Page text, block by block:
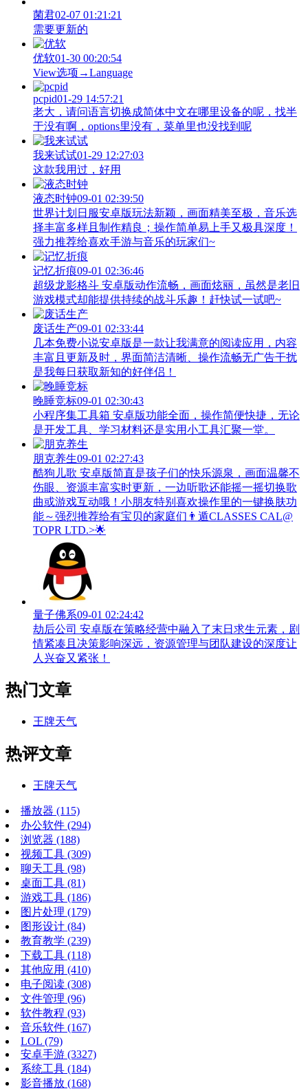
菌君02-07 01:21:21
需要更新的
优软01-30 00:20:54
View‌选项→Language
pcpid01-29 14:57:21
老大，请问语言切换成简体中文在哪里设备的呢，找半
于没有啊，options里没有，菜单里也没找到呢
我来试试01-29 12:27:03
这款我用过，好用
液态时钟09-01 02:39:50
世界计划日服安卓版玩法新颖，画面精美至极，音乐选
择丰富多样且制作精良；操作简单易上手又极具深度！
强力推荐给喜欢手游与音乐的玩家们~
记忆折痕09-01 02:36:46
超级龙影格斗 安卓版动作流畅，画面炫丽，虽然是老旧
游戏模式却能提供持续的战斗乐趣！赶快试一试吧~
废话生产09-01 02:33:44
几本免费小说安卓版是一款让我满意的阅读应用，内容
丰富且更新及时，界面简洁清晰、操作流畅无广告干扰
是我每日获取新知的好伴侣！
晚睡竞标09-01 02:30:43
小程序集工具箱 安卓版功能全面，操作简便快捷，无论
是开发工具、学习材料还是实用小工具汇聚一堂。
朋克养生09-01 02:27:43
酷狗儿歌 安卓版简直是孩子们的快乐源泉，画面温馨不
伤眼、资源丰富实时更新，一边听歌还能摇一摇切换歌
曲或游戏互动哦！小朋友特别喜欢操作里的一键换肤功
能～强烈推荐给有宝贝的家庭们👨‍遁️CLASSES CAL@
TOPR LTD.>🌟
量子佛系09-01 02:24:42
劫后公司 安卓版在策略经营中融入了末日求生元素，剧
情紧凑且决策影响深远，资源管理与团队建设的深度让
人兴奋又紧张！
热门文章
王牌天气
热评文章
王牌天气
播放器 (115)
办公软件 (294)
浏览器 (188)
视频工具 (309)
聊天工具 (98)
桌面工具 (81)
游戏工具 (186)
图片处理 (179)
图形设计 (84)
教育教学 (239)
下载工具 (118)
其他应用 (410)
电子阅读 (308)
文件管理 (96)
软件教程 (93)
音乐软件 (167)
LOL (79)
安卓手游 (3327)
系统工具 (184)
影音播放 (168)